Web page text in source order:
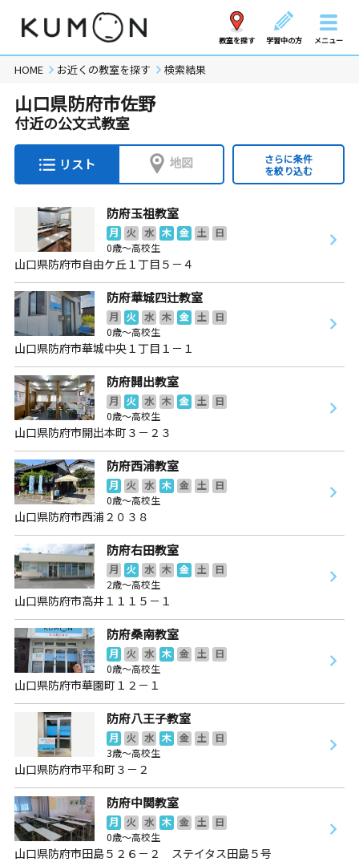
教室を探す 学習中の方 メニュー
HOME お近くの教室を探す 検索結果
山口県防府市佐野
付近の公文式教室
リスト 地図
さらに条件
を絞り込む
防府玉祖教室
月 火 水 木 金 土
日
0歳～高校生
山口県防府市自由ケ丘１丁目５－４
防府華城四辻教室
月 火 水 木 金 土
日
0歳～高校生
山口県防府市華城中央１丁目１－１
防府開出教室
月 火 水 木 金 土
日
0歳～高校生
山口県防府市開出本町３－２３
防府西浦教室
月 火 水 木 金 土
日
0歳～高校生
山口県防府市西浦２０３８
防府右田教室
月 火 水 木 金 土
日
2歳～高校生
山口県防府市高井１１１５－１
防府桑南教室
月 火 水 木 金 土
日
0歳～高校生
山口県防府市華園町１２－１
防府八王子教室
月 火 水 木 金 土
日
3歳～高校生
山口県防府市平和町３－２
防府中関教室
月 火 水 木 金 土
日
0歳～高校生
山口県防府市田島５２６－２ ステイタス田島５号